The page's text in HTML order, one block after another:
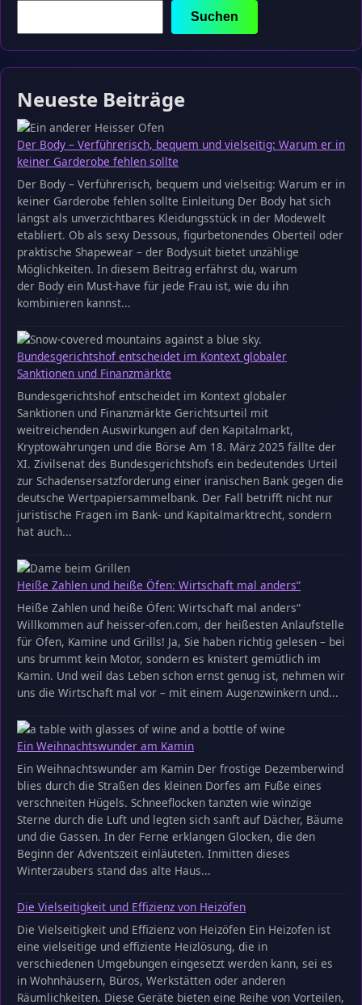
Suchen
Neueste Beiträge
Der Body – Verführerisch, bequem und vielseitig: Warum er in
keiner Garderobe fehlen sollte
Der Body – Verführerisch, bequem und vielseitig: Warum er in
keiner Garderobe fehlen sollte Einleitung Der Body hat sich
längst als unverzichtbares Kleidungsstück in der Modewelt
etabliert. Ob als sexy Dessous, figurbetonendes Oberteil oder
praktische Shapewear – der Bodysuit bietet unzählige
Möglichkeiten. In diesem Beitrag erfährst du, warum
der Body ein Must-have für jede Frau ist, wie du ihn
kombinieren kannst...
Bundesgerichtshof entscheidet im Kontext globaler
Sanktionen und Finanzmärkte
Bundesgerichtshof entscheidet im Kontext globaler
Sanktionen und Finanzmärkte Gerichtsurteil mit
weitreichenden Auswirkungen auf den Kapitalmarkt,
Kryptowährungen und die Börse Am 18. März 2025 fällte der
XI. Zivilsenat des Bundesgerichtshofs ein bedeutendes Urteil
zur Schadensersatzforderung einer iranischen Bank gegen die
deutsche Wertpapiersammelbank. Der Fall betrifft nicht nur
juristische Fragen im Bank- und Kapitalmarktrecht, sondern
hat auch...
Heiße Zahlen und heiße Öfen: Wirtschaft mal anders“
Heiße Zahlen und heiße Öfen: Wirtschaft mal anders“
Willkommen auf heisser-ofen.com, der heißesten Anlaufstelle
für Öfen, Kamine und Grills! Ja, Sie haben richtig gelesen – bei
uns brummt kein Motor, sondern es knistert gemütlich im
Kamin. Und weil das Leben schon ernst genug ist, nehmen wir
uns die Wirtschaft mal vor – mit einem Augenzwinkern und...
Ein Weihnachtswunder am Kamin
Ein Weihnachtswunder am Kamin Der frostige Dezemberwind
blies durch die Straßen des kleinen Dorfes am Fuße eines
verschneiten Hügels. Schneeflocken tanzten wie winzige
Sterne durch die Luft und legten sich sanft auf Dächer, Bäume
und die Gassen. In der Ferne erklangen Glocken, die den
Beginn der Adventszeit einläuteten. Inmitten dieses
Winterzaubers stand das alte Haus...
Die Vielseitigkeit und Effizienz von Heizöfen
Die Vielseitigkeit und Effizienz von Heizöfen Ein Heizofen ist
eine vielseitige und effiziente Heizlösung, die in
verschiedenen Umgebungen eingesetzt werden kann, sei es
in Wohnhäusern, Büros, Werkstätten oder anderen
Räumlichkeiten. Diese Geräte bieten eine Reihe von Vorteilen,